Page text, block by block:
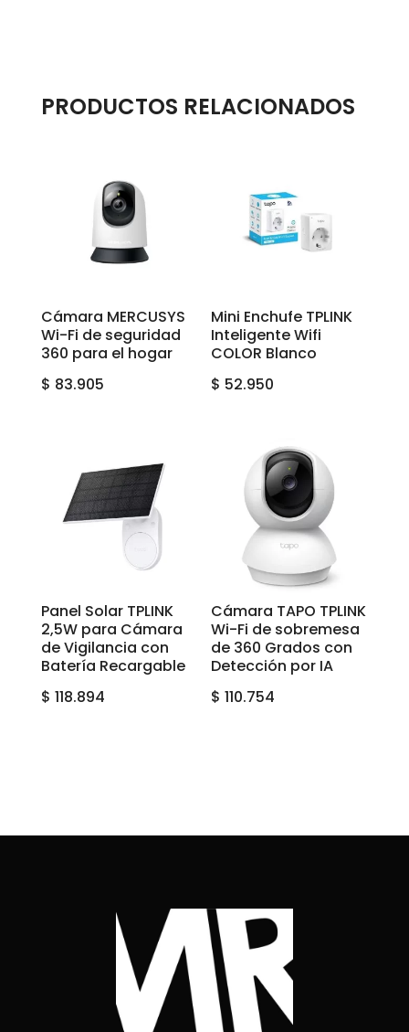
PRODUCTOS RELACIONADOS
Cámara MERCUSYS
Wi-Fi de seguridad
360 para el hogar
$ 83.905
Mini Enchufe TPLINK
Inteligente Wifi
COLOR Blanco
$ 52.950
Panel Solar TPLINK
2,5W para Cámara
de Vigilancia con
Batería Recargable
$ 118.894
Cámara TAPO TPLINK
Wi-Fi de sobremesa
de 360 Grados con
Detección por IA
$ 110.754